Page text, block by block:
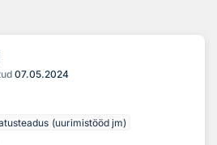
07.05.2024
(uurimistööd jm)